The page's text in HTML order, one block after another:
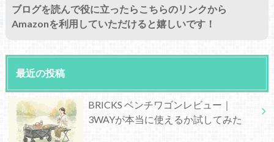
ブログを読んで役に立ったらこちらのリンクから
Amazonを利用していただけると嬉しいです！
最近の投稿
BRICKS ベンチワゴンレビュー｜
3WAYが本当に使えるか試してみた